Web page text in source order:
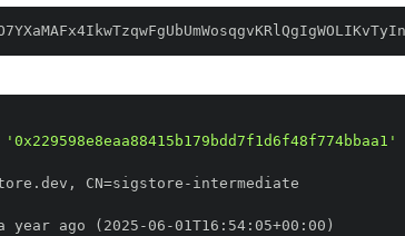
'0x229598e8eaa88415b179bdd7f1d6f48f774bbaa1'
, CN=sigstore -
year ago (2025-06 -01T16 : 54: 05+00 :